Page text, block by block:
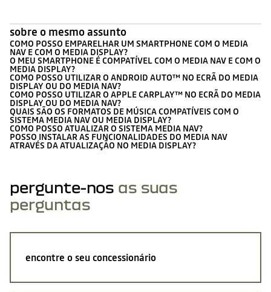
sobre o mesmo assunto
COMO POSSO EMPARELHAR UM SMARTPHONE COM O MEDIA
NAV E COM O MEDIA DISPLAY?
O MEU SMARTPHONE É COMPATÍVEL COM O MEDIA NAV E COM O
MEDIA DISPLAY?
COMO POSSO UTILIZAR O ANDROID AUTO™ NO ECRÃ DO MEDIA
DISPLAY OU DO MEDIA NAV?
COMO POSSO UTILIZAR O APPLE CARPLAY™ NO ECRÃ DO MEDIA
DISPLAY OU DO MEDIA NAV?
QUAIS SÃO OS FORMATOS DE MÚSICA COMPATÍVEIS COM O
SISTEMA MEDIA NAV OU MEDIA DISPLAY?
COMO POSSO ATUALIZAR O SISTEMA MEDIA NAV?
POSSO INSTALAR AS FUNCIONALIDADES DO MEDIA NAV
ATRAVÉS DA ATUALIZAÇÃO NO MEDIA DISPLAY?
pergunte-nos as suas
perguntas
encontre o seu concessionário